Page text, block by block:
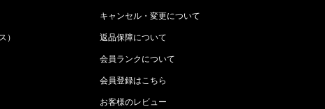
）
キャンセル・変更について
返品保障について
会員ランクについて
会員登録はこちら
お客様のレビュー